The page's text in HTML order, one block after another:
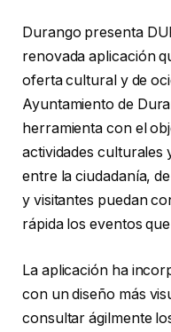
Durango presenta
renovada aplicación
oferta cultural y de
Ayuntamiento de
herramienta con el
actividades culturales
entre la ciudadanía,
y visitantes puedan
rápida los eventos
La aplicación ha
con un diseño más
consultar ágilmente